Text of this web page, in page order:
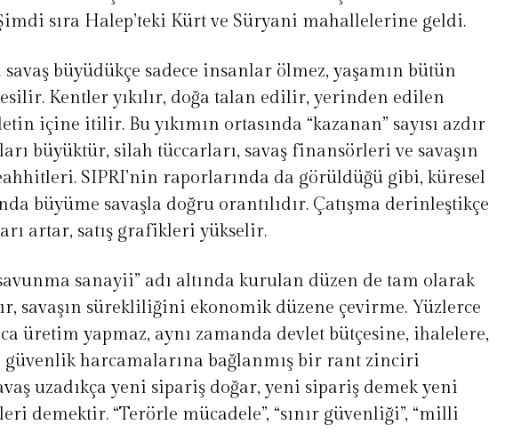
sıra Halep’teki Kürt ve Süryani mahallelerine geldi.
savaş büyüdükçe sadece insanlar ölmez, yaşamın bütün
Kentler yıkılır, doğa talan edilir, yerinden edilen
içine itilir. Bu yıkımın ortasında “kazanan” sayısı azdır
büyüktür, silah tüccarları, savaş finansörleri ve savaşın
SIPRI’nin raporlarında da görüldüğü gibi, küresel
büyüme savaşla doğru orantılıdır. Çatışma derinleştikçe
artar, satış grafikleri yükselir.
sanayii” adı altında kurulan düzen de tam olarak
savaşın sürekliliğini ekonomik düzene çevirme. Yüzlerce
üretim yapmaz, aynı zamanda devlet bütçesine, ihalelere,
güvenlik harcamalarına bağlanmış bir rant zinciri
uzadıkça yeni sipariş doğar, yeni sipariş demek yeni
demektir. “Terörle mücadele”, “sınır güvenliği”, “milli